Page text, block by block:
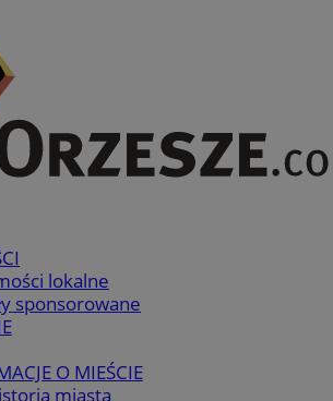
lokalne
sponsorowane
O MIEŚCIE
miasta